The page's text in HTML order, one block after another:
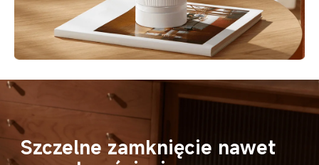
Szczelne zamknięcie nawet